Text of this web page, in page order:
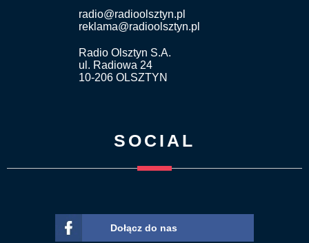
radio@radioolsztyn.pl
reklama@radioolsztyn.pl
Radio Olsztyn S.A.
ul. Radiowa 24
10-206 OLSZTYN
SOCIAL
Dołącz do nas